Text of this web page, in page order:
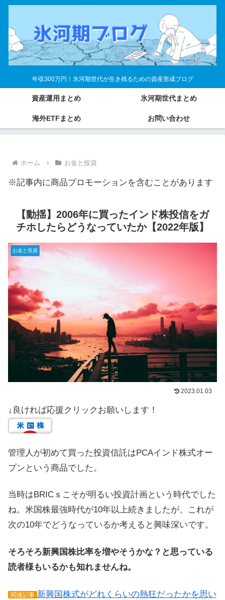
年収300万円！氷河期世代が生き残るための資産形成ブログ
資産運用まとめ 氷河期世代まとめ
海外ETFまとめ お問い合わせ
ホーム お金と投資
※記事内に商品プロモーションを含むことがあります
【動揺】2006年に買ったインド株投信をガ
チホしたらどうなっていたか【2022年版】
お金と投資
2023.01.03
↓良ければ応援クリックお願いします！
管理人が初めて買った投資信託はPCAインド株式オー
プンという商品でした。
当時はBRICｓこそが明るい投資計画という時代でした
ね。米国株最強時代が10年以上続きましたが、これが
次の10年でどうなっているか考えると興味深いです。
そろそろ新興国株比率を増やそうかな？と思っている
読者様もいるかも知れませんね。
関連記事 新興国株式がどれくらいの熱狂だったかを思い